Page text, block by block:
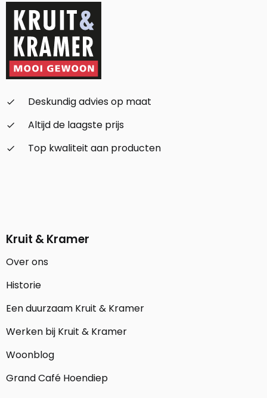
check_small
Deskundig advies op maat
check_small
Altijd de laagste prijs
check_small
Top kwaliteit aan producten
Kruit & Kramer
Over ons
Historie
Een duurzaam Kruit & Kramer
Werken bij Kruit & Kramer
Woonblog
Grand Café Hoendiep